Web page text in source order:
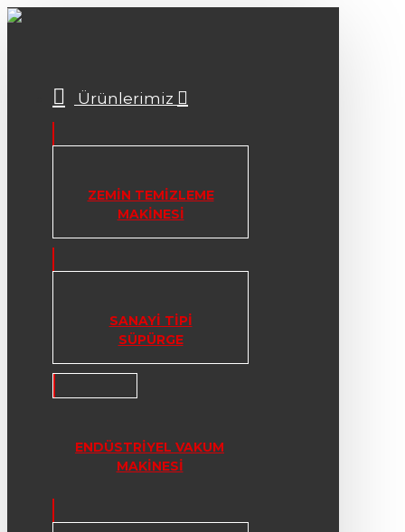
Ürünlerimiz
ZEMIN TEMIZLEME
MAKINESI
SANAYI TIPI
SÜPÜRGE
ENDÜSTRIYEL VAKUM
MAKINESI